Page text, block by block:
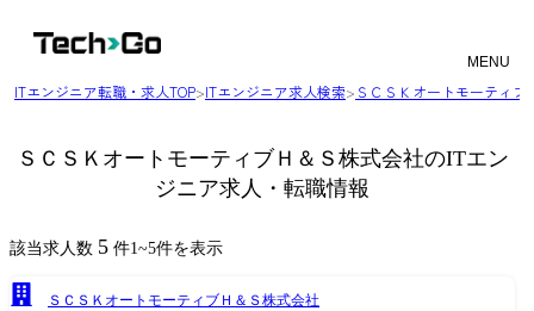
MENU
ITエンジニア転職・求人TOP>ITエンジニア求人検索> ＳＣＳＫオートモーティ
ＳＣＳＫオートモーティブＨ＆Ｓ株式会社のITエン
ジニア求人・転職情報
該当求人数 5 件1~5件を表示
ＳＣＳＫオートモーティブＨ＆Ｓ株式会社